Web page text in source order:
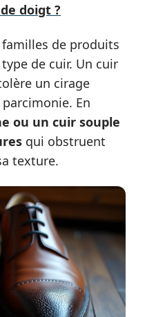
doigt ?
de produits
de cuir. Un cuir
un cirage
En
ou un cuir souple
qui obstruent
texture.